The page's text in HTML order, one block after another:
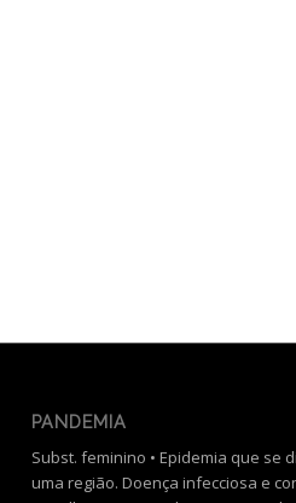
PANDEMIA
Subst. feminino • Epidemia que se
uma região. Doença infecciosa e